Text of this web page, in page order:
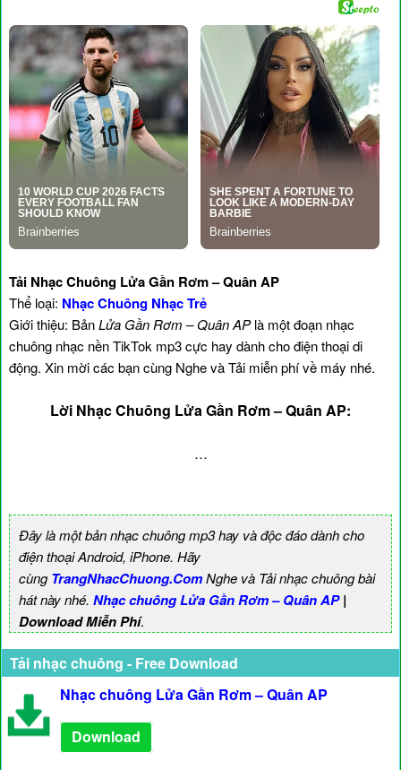
Tải Nhạc Chuông Lửa Gần Rơm – Quân AP
Thể loại: Nhạc Chuông Nhạc Trẻ
Giới thiệu: BảnLửa Gần Rơm – Quân APlà một đoạn nhạc
chuông nhạc nền TikTok mp3 cực hay dành cho điện thoại di
động. Xin mời các bạn cùng Nghe và Tải miễn phí về máy nhé.
Lời Nhạc Chuông Lửa Gần Rơm – Quân AP:
…
Đây là một bản nhạc chuông mp3 hay và độc đáo dành cho
điện thoại Android, iPhone. Hãy
cùngTrangNhacChuong.ComNghe và Tải nhạc chuông bài
hát này nhé. Nhạc chuông Lửa Gần Rơm – Quân AP|
Download Miễn Phí.
Tải nhạc chuông - Free Download
Nhạc chuông Lửa Gần Rơm – Quân AP
Download